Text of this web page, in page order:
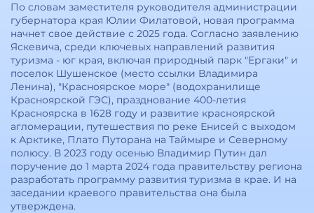
По словам заместителя руководителя администрации
губернатора края Юлии Филатовой, новая программа
начнет свое действие с 2025 года. Согласно заявлению
Яскевича, среди ключевых направлений развития
туризма - юг края, включая природный парк "Ергаки" и
поселок Шушенское (место ссылки Владимира
Ленина), "Красноярское море" (водохранилище
Красноярской ГЭС), празднование 400-летия
Красноярска в 1628 году и развитие красноярской
агломерации, путешествия по реке Енисей с выходом
к Арктике, Плато Путорана на Таймыре и Северному
полюсу. В 2023 году осенью Владимир Путин дал
поручение до 1 марта 2024 года правительству региона
разработать программу развития туризма в крае. И на
заседании краевого правительства она была
утверждена.